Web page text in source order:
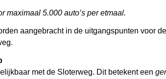
maximaal 5.000 auto’s per etmaal.
aangebracht in de uitgangspunten voor
met de Sloterweg. Dit betekent een